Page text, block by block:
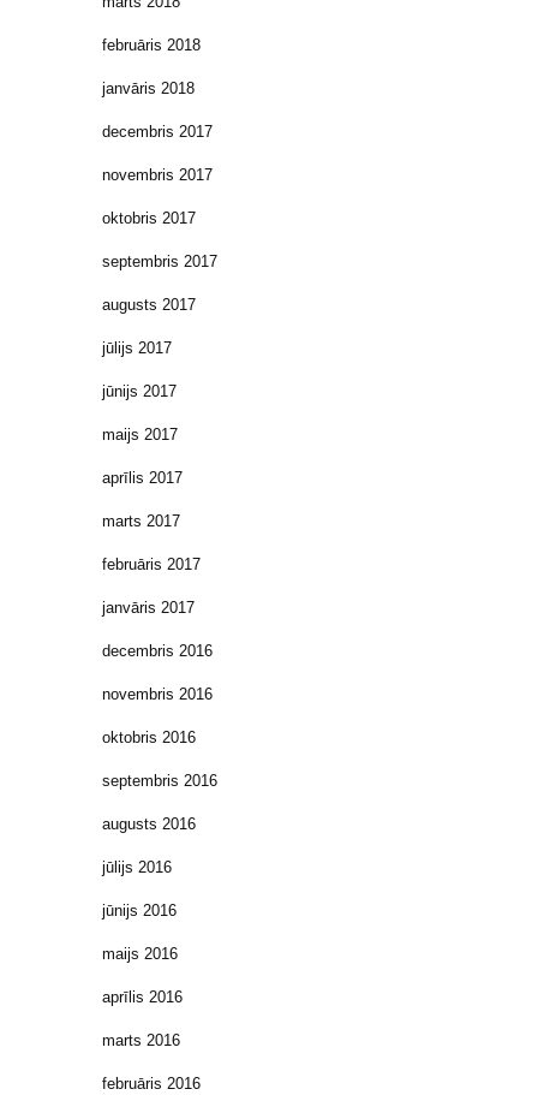
februāris 2018
janvāris 2018
decembris 2017
novembris 2017
oktobris 2017
septembris 2017
augusts 2017
jūlijs 2017
jūnijs 2017
maijs 2017
aprīlis 2017
marts 2017
februāris 2017
janvāris 2017
decembris 2016
novembris 2016
oktobris 2016
septembris 2016
augusts 2016
jūlijs 2016
jūnijs 2016
maijs 2016
aprīlis 2016
marts 2016
februāris 2016